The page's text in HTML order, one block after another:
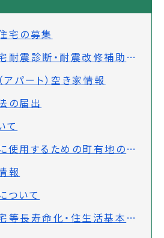
宅の募集
断・耐震改修補助金制度について
パート）空き家情報
の届出
て
るための町有地の借受について
報
ついて
長寿命化・住生活基本計画